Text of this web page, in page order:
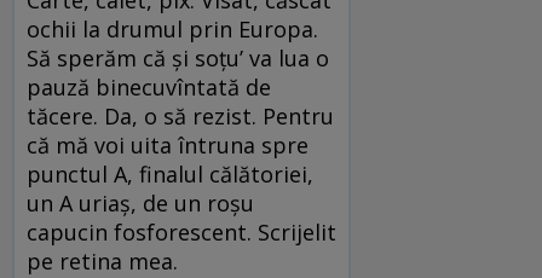
ochii la drumul prin Europa.
Să sperăm că și soțu’ va lua o
pauză binecuvîntată de
tăcere. Da, o să rezist. Pentru
că mă voi uita întruna spre
punctul A, finalul călătoriei,
un A uriaș, de un roșu
capucin fosforescent. Scrijelit
pe retina mea.